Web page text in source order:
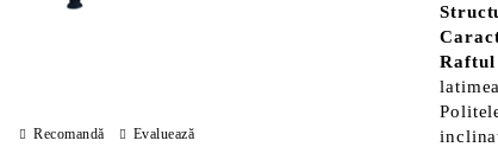
Raftul
Recomandă Evaluează